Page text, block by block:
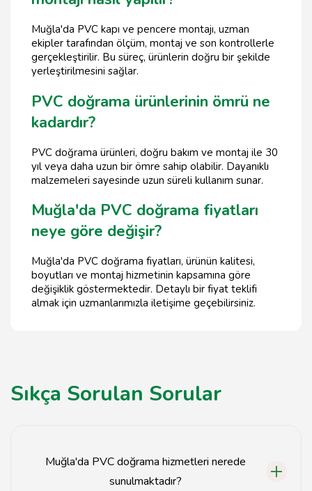
Muğla'da PVC kapı ve pencere montajı, uzman
ekipler tarafından ölçüm, montaj ve son kontrollerle
gerçekleştirilir. Bu süreç, ürünlerin doğru bir şekilde
yerleştirilmesini sağlar.
PVC doğrama ürünlerinin ömrü ne
kadardır?
PVC doğrama ürünleri, doğru bakım ve montaj ile 30
yıl veya daha uzun bir ömre sahip olabilir. Dayanıklı
malzemeleri sayesinde uzun süreli kullanım sunar.
Muğla'da PVC doğrama fiyatları
neye göre değişir?
Muğla'da PVC doğrama fiyatları, ürünün kalitesi,
boyutları ve montaj hizmetinin kapsamına göre
değişiklik göstermektedir. Detaylı bir fiyat teklifi
almak için uzmanlarımızla iletişime geçebilirsiniz.
Sıkça Sorulan Sorular
Muğla'da PVC doğrama hizmetleri nerede
sunulmaktadır?